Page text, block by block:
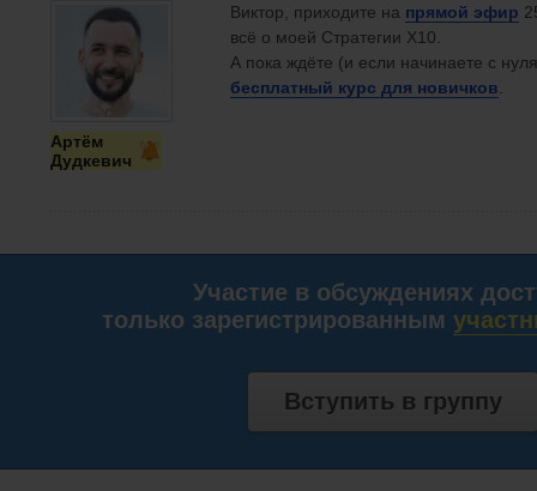
Артём
Дудкевич
Виктор, приходите на прямой эфир
всё о моей Стратегии X10.
А пока ждёте (и если начинаете с
бесплатный курс для новичков.
Участие в обсуждениях
только зарегистрированным
Вступить в группу